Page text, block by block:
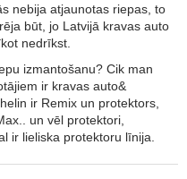
nebija atjaunotas riepas, to
būt, jo Latvijā kravas auto
nedrīkst.
izmantošanu? Cik man
ir kravas auto&
ir Remix un protektors,
un vēl protektori,
ir lieliska protektoru līnija.